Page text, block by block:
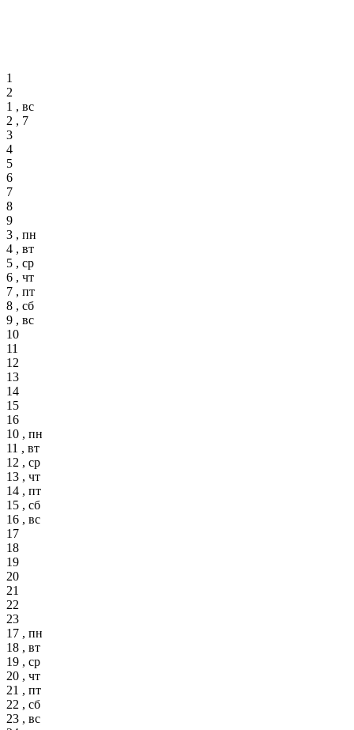
1
2
1 , вс
2 , 7
3
4
5
6
7
8
9
3 , пн
4 , вт
5 , ср
6 , чт
7 , пт
8 , сб
9 , вс
10
11
12
13
14
15
16
10 , пн
11 , вт
12 , ср
13 , чт
14 , пт
15 , сб
16 , вс
17
18
19
20
21
22
23
17 , пн
18 , вт
19 , ср
20 , чт
21 , пт
22 , сб
23 , вс